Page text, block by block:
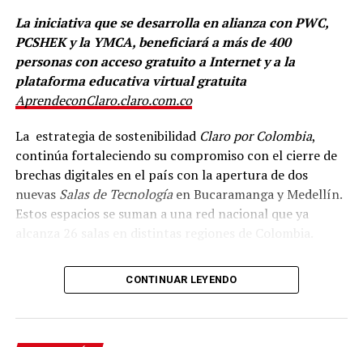
La iniciativa que se desarrolla en alianza con PWC,
PCSHEK y la YMCA, beneficiará a más de 400
personas con acceso gratuito a Internet y a la
plataforma educativa virtual gratuita
AprendeconClaro.claro.com.co
La estrategia de sostenibilidad Claro por Colombia,
continúa fortaleciendo su compromiso con el cierre de
brechas digitales en el país con la apertura de dos
nuevas Salas de Tecnologíaen Bucaramanga y Medellín.
Estos espacios se suman a una red nacional que ya
Gracias a la alianza con PWC, PCSHECK y la
organización social internacional YMCA, las
CONTINUAR LEYENDO